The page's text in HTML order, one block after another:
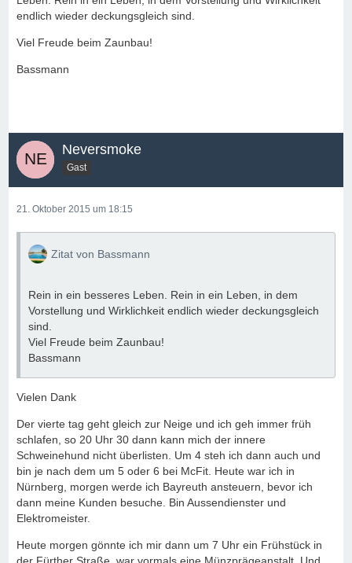
endlich wieder deckungsgleich sind.
Viel Freude beim Zaunbau!
Bassmann
Neversmoke
Gast
21. Oktober 2015 um 18:15
Zitat von Bassmann
Rein in ein besseres Leben. Rein in ein Leben, in dem
Vorstellung und Wirklichkeit endlich wieder deckungsgleich
sind.
Viel Freude beim Zaunbau!
Bassmann
Vielen Dank
Der vierte tag geht gleich zur Neige und ich geh immer früh
schlafen, so 20 Uhr 30 dann kann mich der innere
Schweinehund nicht überlisten. Um 4 steh ich dann auch und
bin je nach dem um 5 oder 6 bei McFit. Heute war ich in
Nürnberg, morgen werde ich Bayreuth ansteuern, bevor ich
dann meine Kunden besuche. Bin Aussendienster und
Elektromeister.
Heute morgen gönnte ich mir dann um 7 Uhr ein Frühstück in